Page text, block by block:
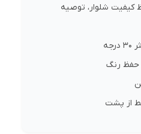
شلوار، توصیه
حفظ رنگ
از پشت